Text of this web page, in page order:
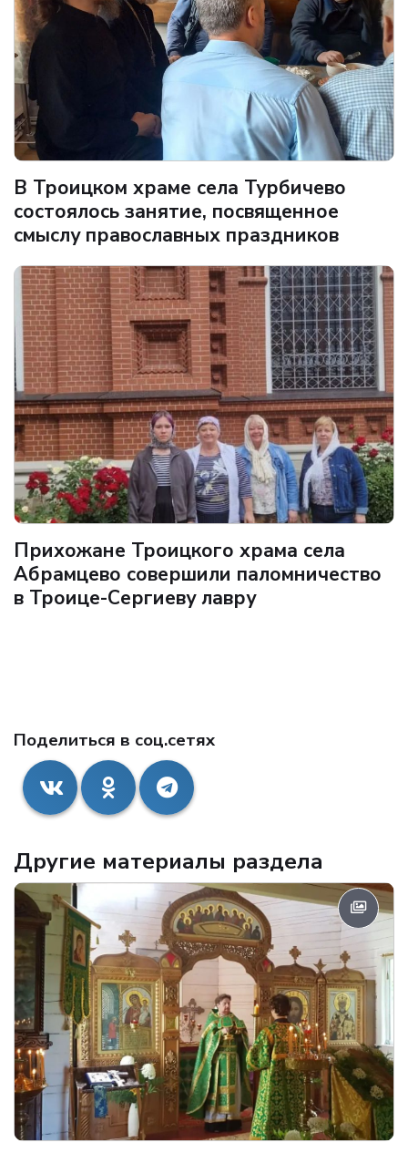
В Троицком храме села Турбичево
состоялось занятие, посвященное
смыслу православных праздников
Прихожане Троицкого храма села
Абрамцево совершили паломничество
в Троице-Сергиеву лавру
Поделиться в соц.сетях
Другие материалы раздела